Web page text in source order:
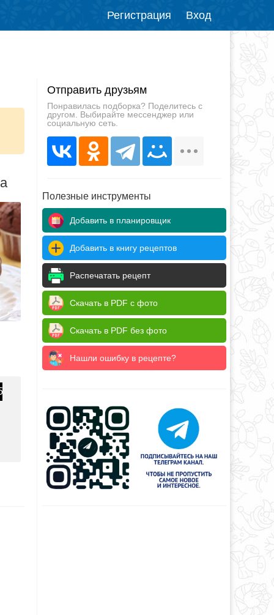
Регистрация Вход
Отправить друзьям
Понравилась подборка? Поделитесь с
другом. Выбирайте мессенджер или
социальную сеть.
Полезные инструменты
Добавить в планировщик
Добавить в книгу рецептов
Распечатать рецепт
Скачать в PDF с фото
Скачать в PDF без фото
Нашли ошибку в рецепте?